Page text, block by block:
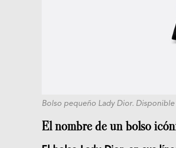
Bolso pequeño Lady Dior. Disponible
El nombre de un bolso